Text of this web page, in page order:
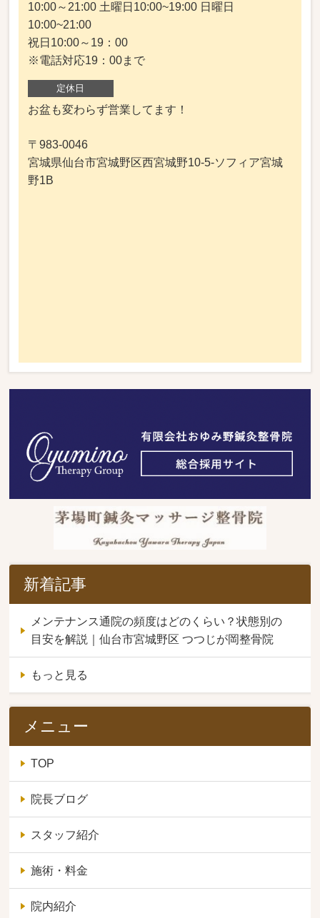
10:00～21:00 土曜日10:00~19:00 日曜日
10:00~21:00
祝日10:00～19：00
※電話対応19：00まで
定休日
お盆も変わらず営業してます！
〒983-0046
宮城県仙台市宮城野区西宮城野10-5-ソフィア宮城
野1B
新着記事
メンテナンス通院の頻度はどのくらい？状態別の
目安を解説｜仙台市宮城野区 つつじが岡整骨院
もっと見る
メニュー
TOP
院長ブログ
スタッフ紹介
施術・料金
院内紹介